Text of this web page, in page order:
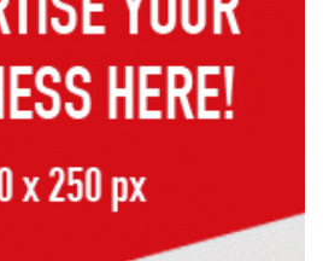
মৃত্যুদণ্ডের রায়ের বিরুদ্ধে আবুল কালাম
শতাংশ